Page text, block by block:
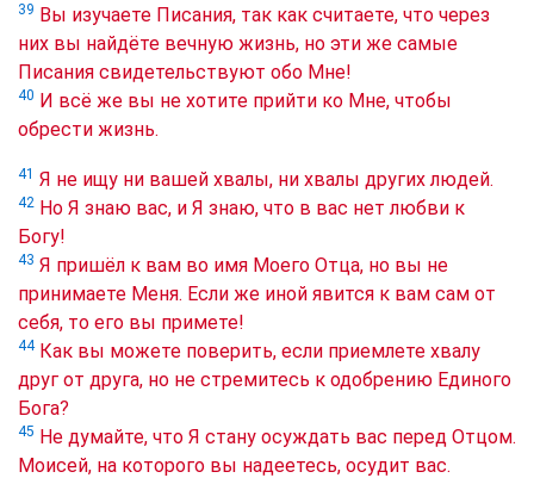
39 Вы изучаете Писания, так как считаете, что через
них вы найдёте вечную жизнь, но эти же самые
Писания свидетельствуют обо Мне!
40 И всё же вы не хотите прийти ко Мне, чтобы
обрести жизнь.
41 Я не ищу ни вашей хвалы, ни хвалы других людей.
42 Но Я знаю вас, и Я знаю, что в вас нет любви к
Богу!
43 Я пришёл к вам во имя Моего Отца, но вы не
принимаете Меня. Если же иной явится к вам сам от
себя, то его вы примете!
44 Как вы можете поверить, если приемлете хвалу
друг от друга, но не стремитесь к одобрению Единого
Бога?
45 Не думайте, что Я стану осуждать вас перед Отцом.
Моисей, на которого вы надеетесь, осудит вас.